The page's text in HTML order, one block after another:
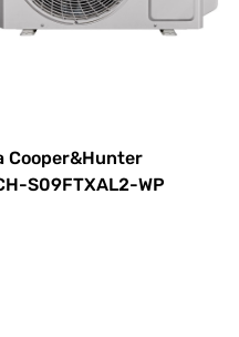
Cooper&Hunter
S09FTXAL2-WP